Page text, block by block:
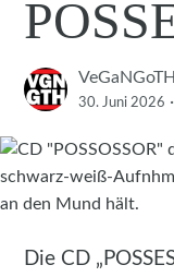
VeGaNGoTH
30. Juni 2026 ·
Die CD